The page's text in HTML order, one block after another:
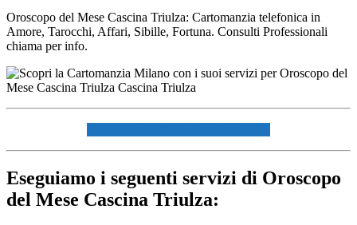
Oroscopo del Mese Cascina Triulza: Cartomanzia telefonica in
Amore, Tarocchi, Affari, Sibille, Fortuna. Consulti Professionali
chiama per info.
Eseguiamo i seguenti servizi di Oroscopo
del Mese Cascina Triulza: